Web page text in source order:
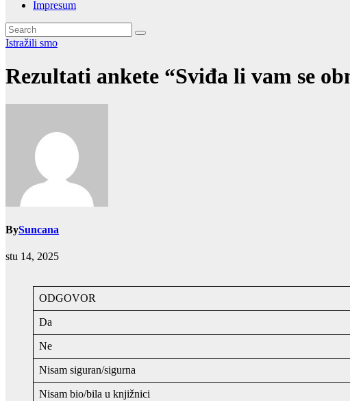
Impresum
Istražili smo
Rezultati ankete “Sviđa li vam se
BySuncana
stu 14, 2025
ODGOVOR
Da
Ne
Nisam siguran/sigurna
Nisam bio/bila u knjižnici